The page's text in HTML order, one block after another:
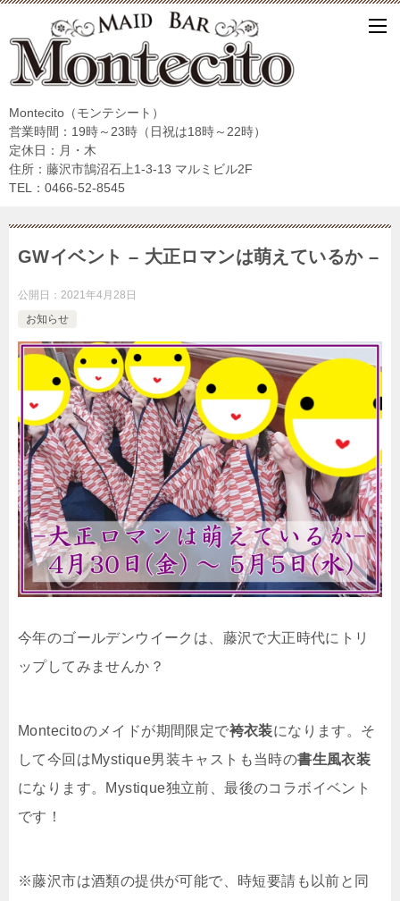
Montecito（モンテシート）
営業時間：19時～23時（日祝は18時～22時）
定休日：月・木
住所：藤沢市鵠沼石上1-3-13 マルミビル2F
TEL：0466-52-8545
GWイベント – 大正ロマンは萌えているか –
公開日： 2021年4月28日
お知らせ
今年のゴールデンウイークは、藤沢で大正時代にトリ
ップしてみませんか？
Montecitoのメイドが期間限定で袴衣装になります。そ
して今回はMystique男装キャストも当時の書生風衣装
になります。Mystique独立前、最後のコラボイベント
です！
※藤沢市は酒類の提供が可能で、時短要請も以前と同